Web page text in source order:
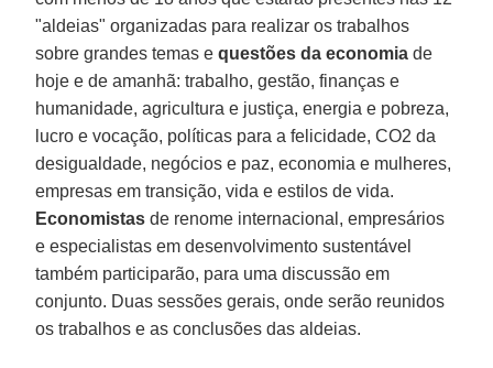
"aldeias" organizadas para realizar os trabalhos
sobre grandes temas equestões da economia de
hoje e de amanhã: trabalho, gestão, finanças e
humanidade, agricultura e justiça, energia e pobreza,
lucro e vocação, políticas para a felicidade, CO2 da
desigualdade, negócios e paz, economia e mulheres,
empresas em transição, vida e estilos de vida.
Economistas de renome internacional, empresários
e especialistas em desenvolvimento sustentável
também participarão, para uma discussão em
conjunto. Duas sessões gerais, onde serão reunidos
os trabalhos e as conclusões das aldeias.